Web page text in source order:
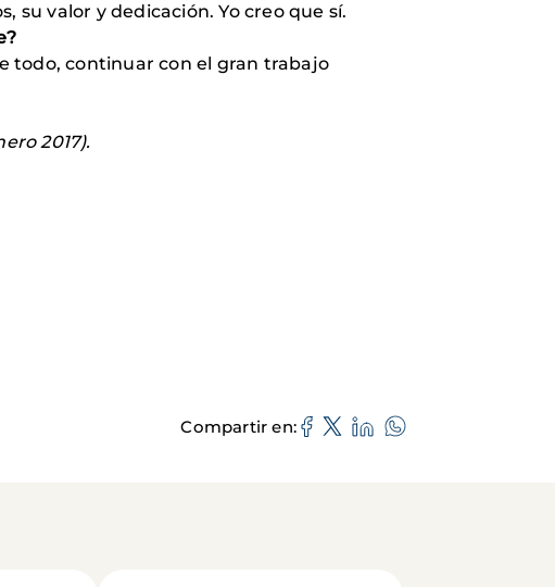
su valor y dedicación. Yo creo que sí.
todo, continuar con el gran trabajo
2017).
Compartir en